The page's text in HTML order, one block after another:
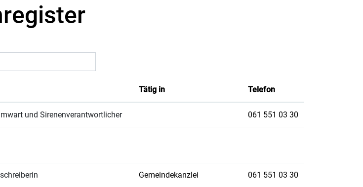
Tätig in Telefon
und Sirenenverantwortlicher 061 551 03 30
Gemeindekanzlei 061 551 03 30